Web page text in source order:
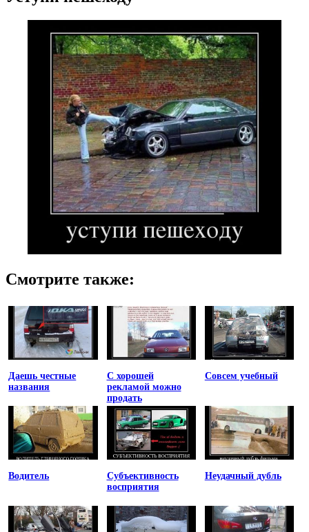
Смотрите также:
Даешь честные
названия
С хорошей
рекламой можно
продать
Совсем учебный
Водитель
Субъективность
восприятия
Неудачный дубль